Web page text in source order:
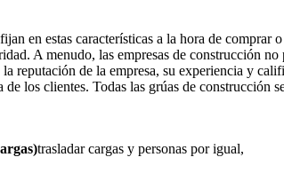
en estas características a la hora de
A menudo, las empresas de construcción
de la empresa, su experiencia y
los clientes. Todas las grúas de construcción
trasladar cargas y personas por igual,